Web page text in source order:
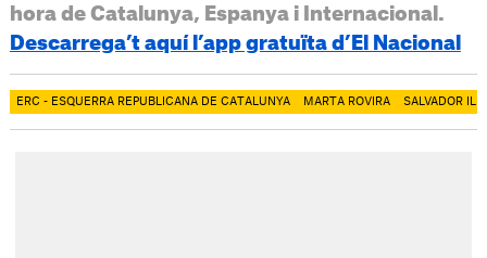
hora de Catalunya, Espanya i Internacional.
Descarrega’t aquí l’app gratuïta d’El Nacional
ERC - ESQUERRA REPUBLICANA DE CATALUNYA MARTA ROVIRA SALVADOR